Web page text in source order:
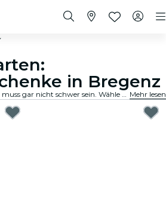
in Bregenz
Ein tolles Geschenk zu finden, muss gar nicht schwer sein. Wähle die Karte aus, passe den Betrag an und verschenke ein Erlebnis, an das sich der Beschenkte noch lange erinnern wird. Schnell, flexibel und kinderleicht. Mehr lesen